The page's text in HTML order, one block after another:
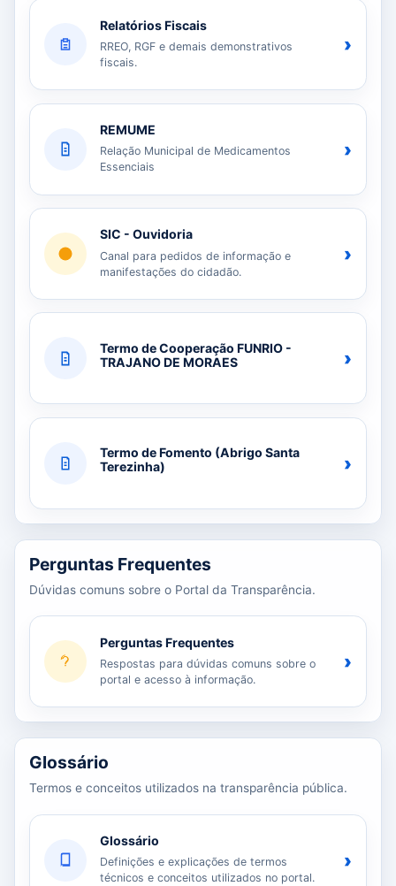
Relatórios Fiscais
RREO, RGF e demais demonstrativos
fiscais.
›
REMUME
Relação Municipal de Medicamentos
Essenciais
›
SIC - Ouvidoria
Canal para pedidos de informação e
manifestações do cidadão.
›
Termo de Cooperação FUNRIO -
TRAJANO DE MORAES
›
Termo de Fomento (Abrigo Santa
Terezinha)
›
Perguntas Frequentes
Dúvidas comuns sobre o Portal da Transparência.
Perguntas Frequentes
Respostas para dúvidas comuns sobre o
portal e acesso à informação.
›
Glossário
Termos e conceitos utilizados na transparência pública.
Glossário
Definições e explicações de termos
técnicos e conceitos utilizados no portal.
›